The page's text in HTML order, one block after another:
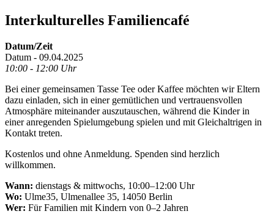
Interkulturelles Familiencafé
Datum/Zeit
Datum - 09.04.2025
10:00 - 12:00 Uhr
Bei einer gemeinsamen Tasse Tee oder Kaffee möchten wir Eltern
dazu einladen, sich in einer gemütlichen und vertrauensvollen
Atmosphäre miteinander auszutauschen, während die Kinder in
einer anregenden Spielumgebung spielen und mit Gleichaltrigen in
Kontakt treten.
Kostenlos und ohne Anmeldung. Spenden sind herzlich
willkommen.
Wann: dienstags & mittwochs, 10:00–12:00 Uhr
Wo: Ulme35, Ulmenallee 35, 14050 Berlin
Wer: Für Familien mit Kindern von 0–2 Jahren